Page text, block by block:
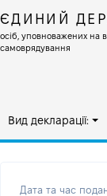
ЄДИНИЙ
осіб, уповноважених на
самоврядування
Вид декларації:
Дата та час